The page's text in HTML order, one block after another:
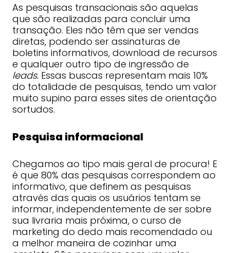
As pesquisas transacionais são aquelas
que são realizadas para concluir uma
transação. Eles não têm que ser vendas
diretas, podendo ser assinaturas de
boletins informativos, download de recursos
e qualquer outro tipo de ingressão de
leads.Essas buscas representam mais 10%
do totalidade de pesquisas, tendo um valor
muito supino para esses sites de orientação
sortudos.
Pesquisa informacional
Chegamos ao tipo mais geral de procura! E
é que 80% das pesquisas correspondem ao
informativo, que definem as pesquisas
através das quais os usuários tentam se
informar, independentemente de ser sobre
sua livraria mais próxima, o curso de
marketing do dedo mais recomendado ou
a melhor maneira de cozinhar uma